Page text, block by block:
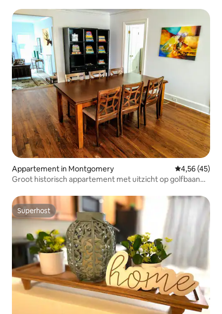
Appartement in Montgomery Gemiddelde
4,56 (45)
Groot historisch appartement met uitzicht op golfbaan
Superhost
Superhost